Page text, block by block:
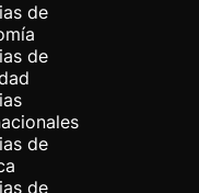
de
de
de
de